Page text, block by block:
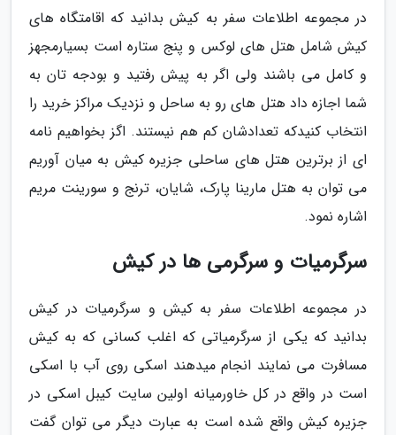
در مجموعه اطلاعات سفر به کیش بدانید که اقامتگاه های
کیش شامل هتل های لوکس و پنج ستاره است بسیارمجهز
و کامل می باشند ولی اگر به پیش رفتید و بودجه تان به
شما اجازه داد هتل های رو به ساحل و نزدیک مراکز خرید را
انتخاب کنیدکه تعدادشان کم هم نیستند. اگز بخواهیم نامه
ای از برترین هتل های ساحلی جزیره کیش به میان آوریم
می توان به هتل مارینا پارک، شایان، ترنج و سورینت مریم
اشاره نمود.
سرگرمیات و سرگرمی ها در کیش
در مجموعه اطلاعات سفر به کیش و سرگرمیات در کیش
بدانید که یکی از سرگرمیاتی که اغلب کسانی که به کیش
مسافرت می نمایند انجام میدهند اسکی روی آب با اسکی
است در واقع در کل خاورمیانه اولین سایت کیبل اسکی در
جزیره کیش واقع شده است به عبارت دیگر می توان گفت